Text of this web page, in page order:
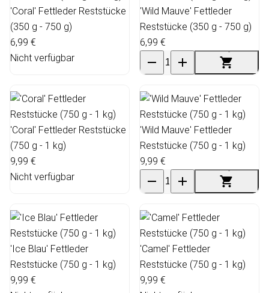
'Coral' Fettleder Reststücke
(350 g - 750 g)
6,99 €
Nicht verfügbar
'Wild Mauve' Fettleder
Reststücke (350 g - 750 g)
6,99 €
'Coral' Fettleder Reststücke
(750 g - 1 kg)
9,99 €
Nicht verfügbar
'Wild Mauve' Fettleder
Reststücke (750 g - 1 kg)
9,99 €
'Ice Blau' Fettleder
Reststücke (750 g - 1 kg)
9,99 €
'Camel' Fettleder
Reststücke (750 g - 1 kg)
9,99 €